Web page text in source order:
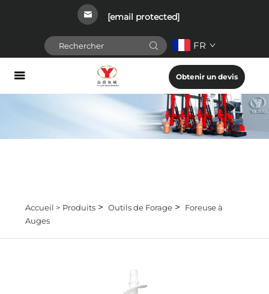
[email protected]
FR
Obtenir un devis
Accueil > Produits> Outils de Forage>
Foreuse à
Auges